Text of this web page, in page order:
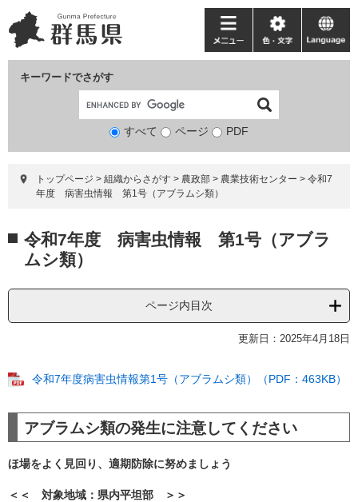
ー
ジ
ニ
ュ
て
キーワードでさがす
検
象
すべて ページ PDF
メ
ニ
ー
色・
文
language
トップページ > 組織からさがす > 農政部 > 農業技術センター > 令和7
年度 病害虫情報 第1号（アブラムシ類）
文 令和7年度 病害虫情報 第1号（アブラ
ムシ類）
ページ内目次
更新日：2025年4月18日
令和7年度病害虫情報第1号（アブラムシ類）（PDF：463KB）
​アブラムシ類の発生に注意してください
ほ場をよく見回り、適期防除に努めましょう
＜＜ 対象地域：県内平坦部 ＞＞